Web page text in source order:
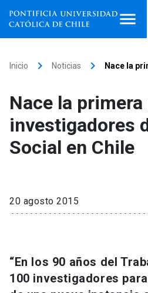
Facultades, escuelas e
institutos
Investigación
Extensión
Universidad
Inicio keyboard_arrow_right Noticias keyboard_arrow_right Nace la
Nace la primera
investigadores
Social en Chile
20 agosto 2015
“En los 90 años del
100 investigadores